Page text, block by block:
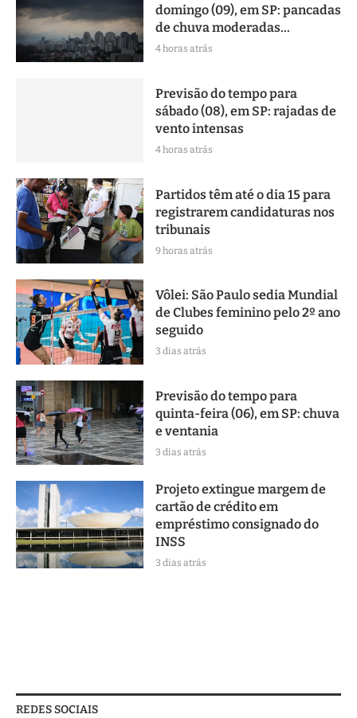
domingo (09), em SP: pancadas
de chuva moderadas...
4 horas atrás
Previsão do tempo para
sábado (08), em SP: rajadas de
vento intensas
4 horas atrás
Partidos têm até o dia 15 para
registrarem candidaturas nos
tribunais
9 horas atrás
Vôlei: São Paulo sedia Mundial
de Clubes feminino pelo 2º ano
seguido
3 dias atrás
Previsão do tempo para
quinta-feira (06), em SP: chuva
e ventania
3 dias atrás
Projeto extingue margem de
cartão de crédito em
empréstimo consignado do
INSS
3 dias atrás
REDES SOCIAIS